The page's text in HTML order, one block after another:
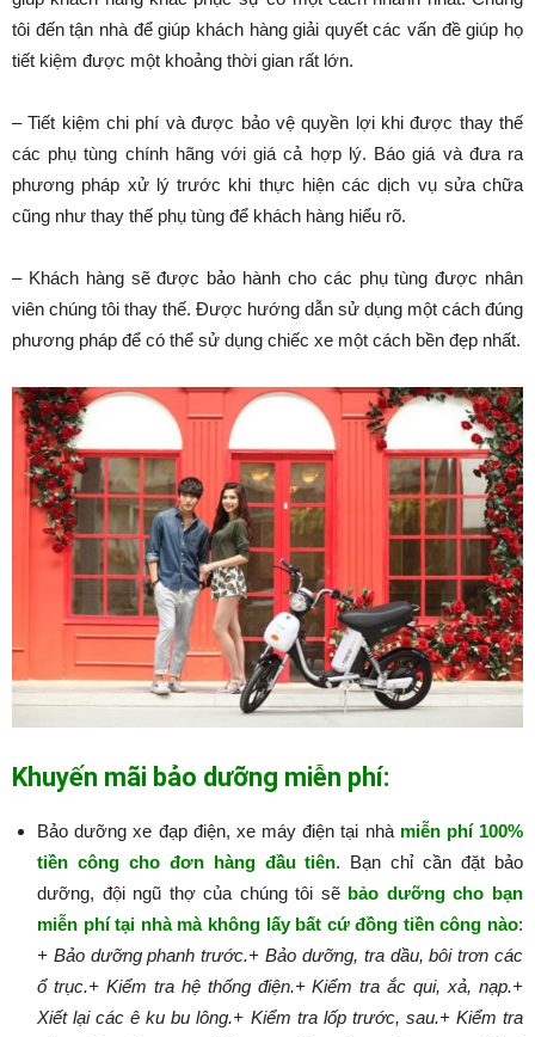
tôi đến tận nhà để giúp khách hàng giải quyết các vấn đề giúp họ
tiết kiệm được một khoảng thời gian rất lớn.
– Tiết kiệm chi phí và được bảo vệ quyền lợi khi được thay thế
các phụ tùng chính hãng với giá cả hợp lý. Báo giá và đưa ra
phương pháp xử lý trước khi thực hiện các dịch vụ sửa chữa
cũng như thay thế phụ tùng để khách hàng hiểu rõ.
– Khách hàng sẽ được bảo hành cho các phụ tùng được nhân
viên chúng tôi thay thế. Được hướng dẫn sử dụng một cách đúng
phương pháp để có thể sử dụng chiếc xe một cách bền đẹp nhất.
Khuyến mãi bảo dưỡng miễn phí:
Bảo dưỡng xe đạp điện, xe máy điện tại nhà miễn phí 100%
tiền công cho đơn hàng đầu tiên. Bạn chỉ cần đặt bảo
dưỡng, đội ngũ thợ của chúng tôi sẽ bảo dưỡng cho bạn
miễn phí tại nhà mà không lấy bất cứ đồng tiền công nào:​​​​​
+ Bảo dưỡng phanh trước.+ Bảo dưỡng, tra dầu, bôi trơn các
ổ trục.+ Kiểm tra hệ thống điện.+ Kiểm tra ắc qui, xả, nạp.+
Xiết lại các ê ku bu lông.+ Kiểm tra lốp trước, sau.+ Kiểm tra